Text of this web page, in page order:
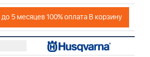
5 месяцев 100% оплата В корзину